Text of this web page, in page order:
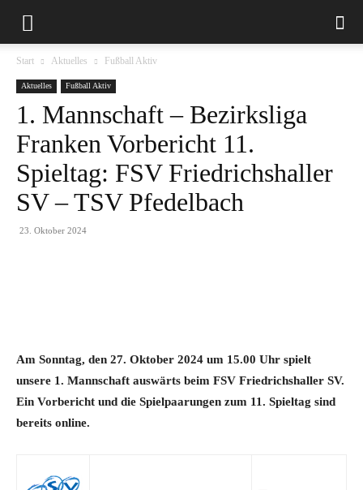
Start Aktuelles Fußball Aktiv
Aktuelles Fußball Aktiv
1. Mannschaft – Bezirksliga
Franken Vorbericht 11.
Spieltag: FSV Friedrichshaller
SV – TSV Pfedelbach
23. Oktober 2024
Am Sonntag, den 27. Oktober 2024 um 15.00 Uhr spielt
unsere 1. Mannschaft auswärts beim FSV Friedrichshaller SV.
Ein Vorbericht und die Spielpaarungen zum 11. Spieltag sind
bereits online.